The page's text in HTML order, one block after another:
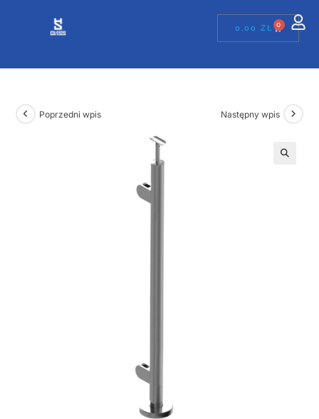
0,00ZŁ 0
Poprzedni wpis Następny wpis